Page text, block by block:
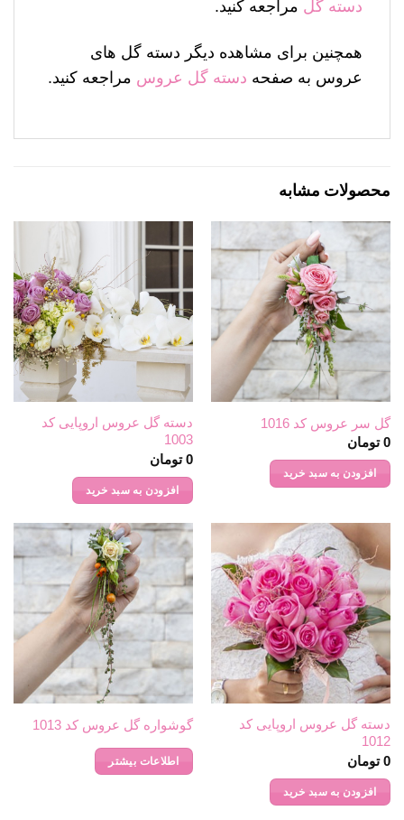
دسته گل مراجعه کنید.
همچنین برای مشاهده دیگر دسته گل های
عروس به صفحه دسته گل عروس مراجعه کنید.
محصولات مشابه
گل سر عروس کد 1016
0 تومان
افزودن به سبد خرید
دسته گل عروس اروپایی کد
1003
0 تومان
افزودن به سبد خرید
دسته گل عروس اروپایی کد
1012
0 تومان
افزودن به سبد خرید
گوشواره گل عروس کد 1013
اطلاعات بیشتر